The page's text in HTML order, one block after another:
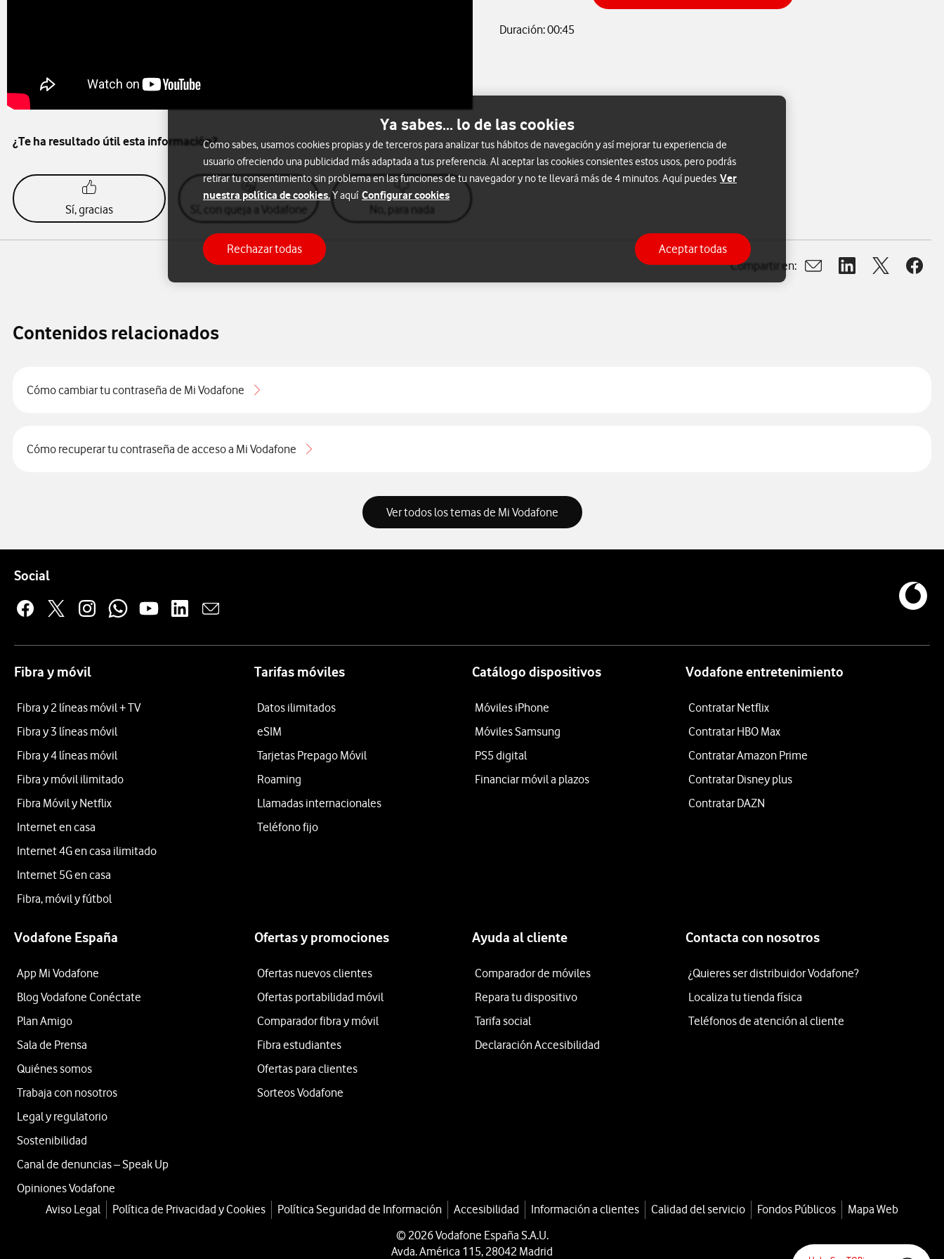
Duración: 00:45
¿Te ha resultado útil esta información?
Sí, gracias Sí, con queja a Vodafone No, para nada
Compartir en:
Abrir ventana para
Abrir ventana para
Abrir Abrir
Contenidos relacionados
Cómo cambiar tu contraseña de Mi Vodafone
Cómo recuperar tu contraseña de acceso a Mi Vodafone
Ver todos los temas de Mi Vodafone
SocialEnlaces a las redes sociales de Vodafone
Fibra y móvil
Fibra y 2 líneas móvil + TV
Fibra y 3 líneas móvil
Fibra y 4 líneas móvil
Fibra y móvil ilimitado
Fibra Móvil y Netflix
Internet en casa
Internet 4G en casa ilimitado
Internet 5G en casa
Fibra, móvil y fútbol
Tarifas móviles
Datos ilimitados
eSIM
Tarjetas Prepago Móvil
Roaming
Llamadas internacionales
Teléfono fijo
Catálogo dispositivos
Móviles iPhone
Móviles Samsung
PS5 digital
Financiar móvil a plazos
Vodafone entretenimiento
Contratar Netflix
Contratar HBO Max
Contratar Amazon Prime
Contratar Disney plus
Contratar DAZN
Vodafone España
App Mi Vodafone
Blog Vodafone Conéctate
Plan Amigo
Sala de Prensa
Quiénes somos
Trabaja con nosotros
Legal y regulatorio
Sostenibilidad
Canal de denuncias – Speak Up
Opiniones Vodafone
Ofertas y promociones
Ofertas nuevos clientes
Ofertas portabilidad móvil
Comparador fibra y móvil
Fibra estudiantes
Ofertas para clientes
Sorteos Vodafone
Ayuda al cliente
Comparador de móviles
Repara tu dispositivo
Tarifa social
Declaración Accesibilidad
Contacta con nosotros
¿Quieres ser distribuidor Vodafone?
Localiza tu tienda física
Teléfonos de atención al cliente
Aviso Legal Política de Privacidad y Cookies Política Seguridad de Información Accesibilidad Información a clientes Calidad del servicio Fondos Públicos
Mapa Web
© 2026 Vodafone España S.A.U.
Avda. América 115, 28042 Madrid
Ya sabes... lo de las cookies
Como sabes, usamos cookies propias y de terceros para analizar tus hábitos de navegación y así mejorar tu experiencia de
usuario ofreciendo una publicidad más adaptada a tus preferencia. Al aceptar las cookies consientes estos usos, pero podrás
retirar tu consentimiento sin problema en las funciones de tu navegador y no te llevará más de 4 minutos. Aquí puedes Ver
nuestra política de cookies.Y aquí Configurar cookies
Rechazar todas Aceptar todas